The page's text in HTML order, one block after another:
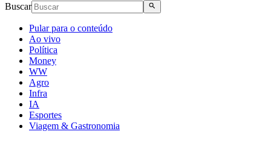
Buscar
Pular para o conteúdo
Ao vivo
Política
Money
WW
Agro
Infra
IA
Esportes
Viagem & Gastronomia